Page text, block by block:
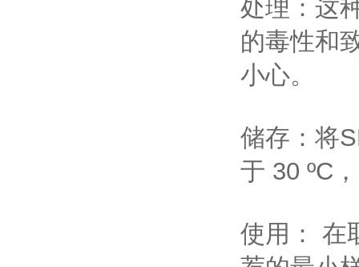
处理：这
的毒性和
小心。
储存：将
于 30 ºC
使用： 在